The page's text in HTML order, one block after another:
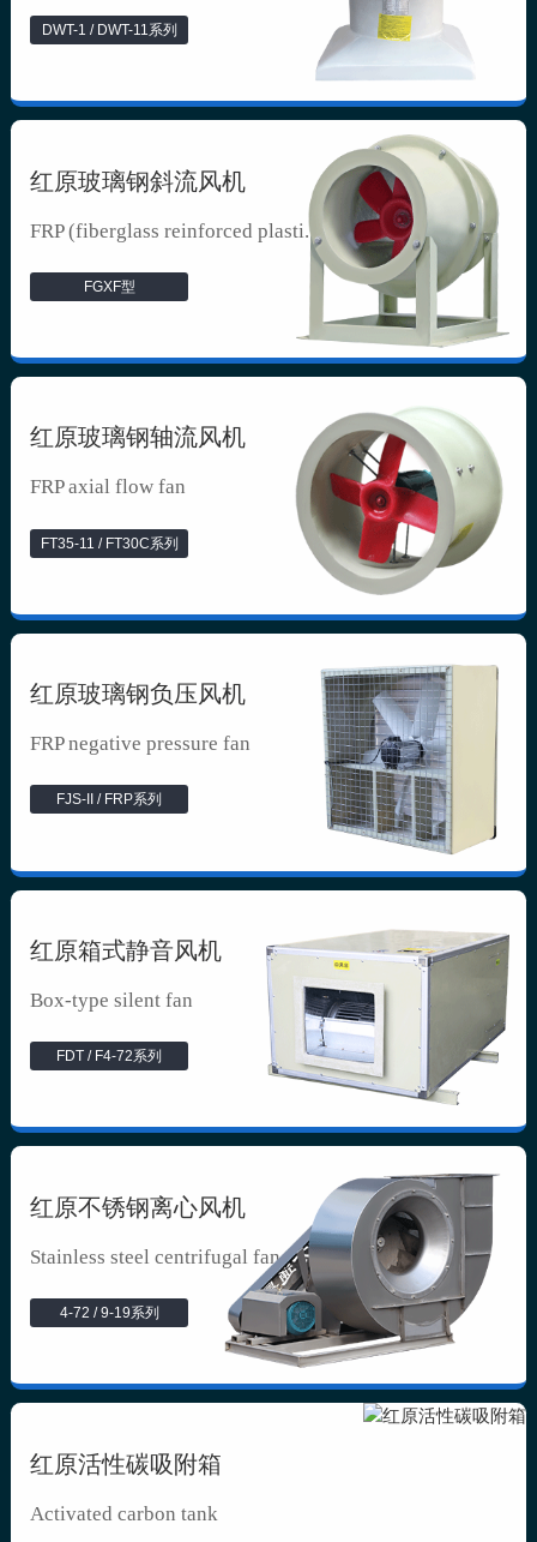
DWT-1 / DWT-11系列
红原玻璃钢斜流风机
FRP (fiberglass reinforced plasti...
FGXF型
红原玻璃钢轴流风机
FRP axial flow fan
FT35-11 / FT30C系列
红原玻璃钢负压风机
FRP negative pressure fan
FJS-II / FRP系列
红原箱式静音风机
Box-type silent fan
FDT / F4-72系列
红原不锈钢离心风机
Stainless steel centrifugal fan
4-72 / 9-19系列
红原活性碳吸附箱
Activated carbon tank